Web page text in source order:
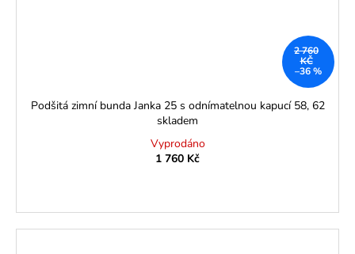
2 760
KČ
–36 %
Podšitá zimní bunda Janka 25 s odnímatelnou kapucí 58, 62
skladem
Vyprodáno
1 760 Kč